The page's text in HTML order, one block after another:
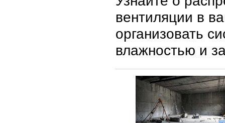
вентиляции в
организовать
влажностью и